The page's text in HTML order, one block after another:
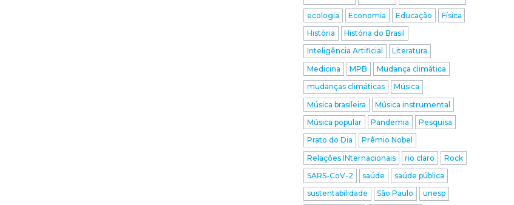
ecologia
Economia Educação
Física
História
História do Brasil
Inteligência Artificial
Literatura
Medicina
MPB
Mudança climática
mudanças climáticas
Música
Música brasileira
Música instrumental
Música popular
Pandemia
Pesquisa
Prato do Dia
Prêmio Nobel
Relações INternacionais
rio claro
Rock
SARS-CoV-2
saúde
saúde pública
sustentabilidade
São Paulo
unesp